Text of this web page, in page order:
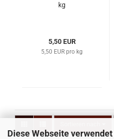
Diese Webseite
kg
5,50 EUR
5,50 EUR pro kg